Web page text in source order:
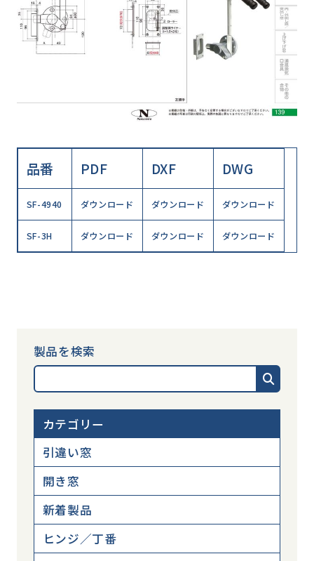
品番 PDF DXF DWG
SF-4940 ダウンロード ダウンロード ダウンロード
SF-3H ダウンロード ダウンロード ダウンロード
製品を検索
カテゴリー
引違い窓
開き窓
新着製品
ヒンジ／丁番